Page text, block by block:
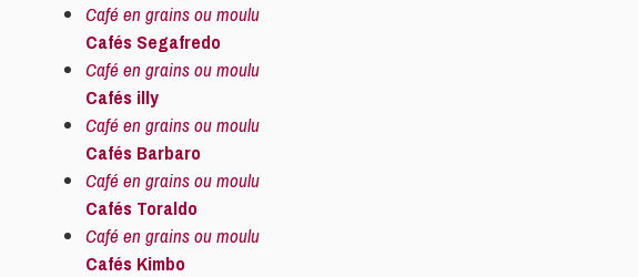
Café en grains ou moulu
Cafés Segafredo
Café en grains ou moulu
Cafés illy
Café en grains ou moulu
Cafés Barbaro
Café en grains ou moulu
Cafés Toraldo
Café en grains ou moulu
Cafés Kimbo